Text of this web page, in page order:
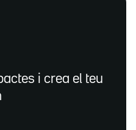
i crea el teu